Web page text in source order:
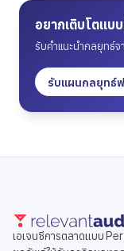
อยากเติบโตแบ
รับคำแนะนำกลยุทธ์จ
รับแผนกลยุทธ์
เอเจนซีการตลาดแบบ